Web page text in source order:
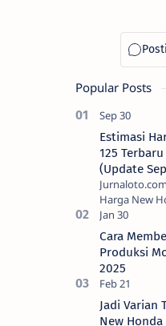
Popular Posts
Estimasi
125
(Update
Harga New
OTR Kediri
2024) Brosis
Motor (AH…
Cara
Produksi
2025
Jadi Varian
New Honda